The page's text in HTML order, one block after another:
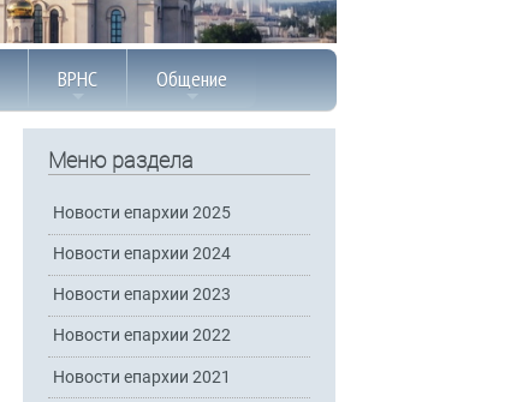
ВРНС Общение
Меню раздела
Новости епархии 2025
Новости епархии 2024
Новости епархии 2023
Новости епархии 2022
Новости епархии 2021